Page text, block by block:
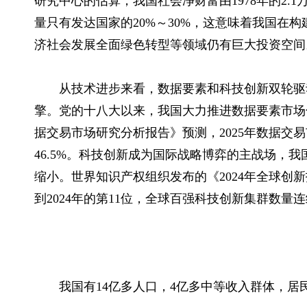
量只有发达国家的20%～30%，这意味着我国在
济社会发展全面绿色转型等领域仍有巨大投资空
从技术进步来看，数据要素和科技创新双轮
擎。党的十八大以来，我国大力推进数据要素市
据交易市场研究分析报告》预测，2025年数据交
46.5%。科技创新成为国际战略博弈的主战场，
缩小。世界知识产权组织发布的《2024年全球创
到2024年的第11位，全球百强科技创新集群数量
我国有14亿多人口，4亿多中等收入群体，